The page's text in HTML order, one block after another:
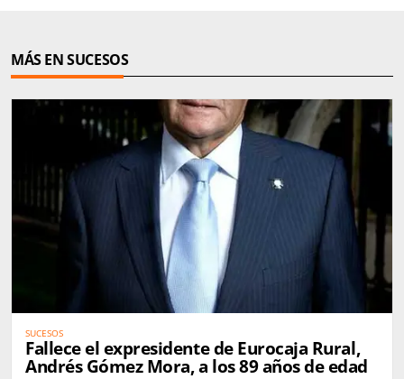
MÁS EN SUCESOS
SUCESOS
Fallece el expresidente de Eurocaja Rural,
Andrés Gómez Mora, a los 89 años de edad